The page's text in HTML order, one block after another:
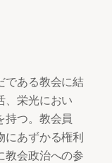
ある教会に結
、栄光におい
持つ。教会員
にあずかる権利
教会政治への参